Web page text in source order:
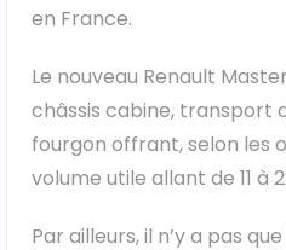
en France.
Le nouveau Renault
châssis cabine, transport
fourgon offrant, selon les
volume utile allant de 11 à
Par ailleurs, il n’y a pas